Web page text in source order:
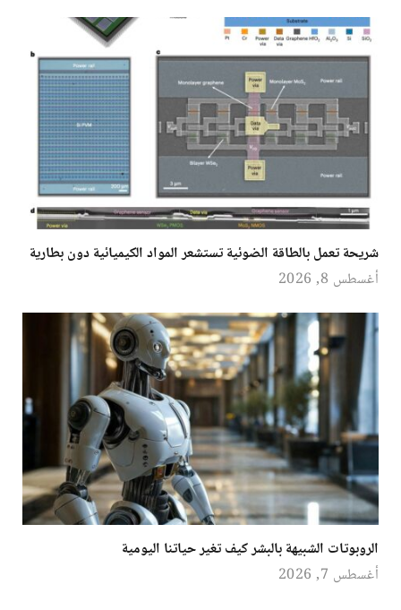
شريحة تعمل بالطاقة الضوئية تستشعر المواد الكيميائية دون بطارية
أغسطس 8, 2026
الروبوتات الشبيهة بالبشر كيف تغير حياتنا اليومية
أغسطس 7, 2026